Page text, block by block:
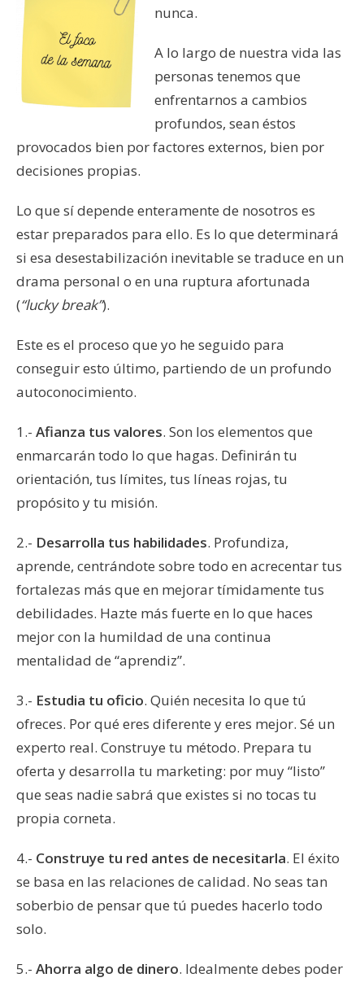
nunca.
A lo largo de nuestra vida las
personas tenemos que
enfrentarnos a cambios
profundos, sean éstos
provocados bien por factores externos, bien por
decisiones propias.
Lo que sí depende enteramente de nosotros es
estar preparados para ello. Es lo que determinará
si esa desestabilización inevitable se traduce en un
drama personal o en una ruptura afortunada
(“lucky break”).
Este es el proceso que yo he seguido para
conseguir esto último, partiendo de un profundo
autoconocimiento.
1.- Afianza tus valores. Son los elementos que
enmarcarán todo lo que hagas. Definirán tu
orientación, tus límites, tus líneas rojas, tu
propósito y tu misión.
2.- Desarrolla tus habilidades. Profundiza,
aprende, centrándote sobre todo en acrecentar tus
fortalezas más que en mejorar tímidamente tus
debilidades. Hazte más fuerte en lo que haces
mejor con la humildad de una continua
mentalidad de “aprendiz”.
3.- Estudia tu oficio. Quién necesita lo que tú
ofreces. Por qué eres diferente y eres mejor. Sé un
experto real. Construye tu método. Prepara tu
oferta y desarrolla tu marketing: por muy “listo”
que seas nadie sabrá que existes si no tocas tu
propia corneta.
4.- Construye tu red antes de necesitarla. El éxito
se basa en las relaciones de calidad. No seas tan
soberbio de pensar que tú puedes hacerlo todo
solo.
5.- Ahorra algo de dinero. Idealmente debes poder